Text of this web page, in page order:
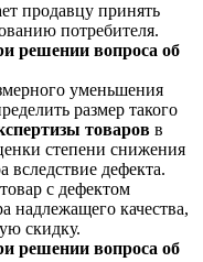
продавцу принять
потребителя.
решении вопроса об
уменьшения
размер такого
товаров в
степени снижения
вследствие дефекта.
с дефектом
надлежащего качества,
скидку.
решении вопроса об